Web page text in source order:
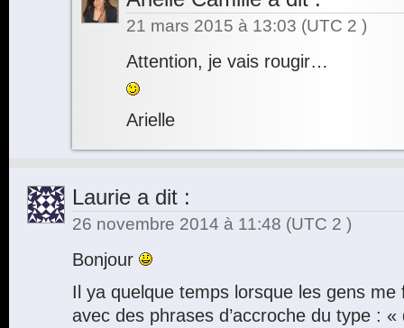
21 mars 2015 à 13:03 (UTC 2 )
Attention, je vais rougir…
Arielle
Laurie a dit :
26 novembre 2014 à 11:48 (UTC 2 )
Bonjour
Il ya quelque temps lorsque les gens me
avec des phrases d’accroche du type :